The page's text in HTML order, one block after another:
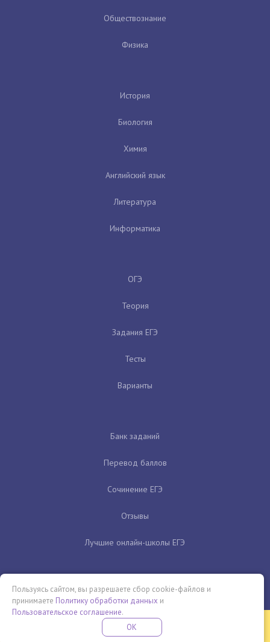
Обществознание
Физика
История
Биология
Химия
Английский язык
Литература
Информатика
ОГЭ
Теория
Задания ЕГЭ
Тесты
Варианты
Банк заданий
Перевод баллов
Сочинение ЕГЭ
Отзывы
Лучшие онлайн-школы ЕГЭ
Бесплатная летняя школа
ПРОВЕДИ ЭТО ЛЕТО С ПОЛЬЗОЙ
Пользуясь сайтом, вы разрешаете сбор cookie-файлов и
принимаете Политику обработки данных и
Пользовательское соглашение.
OK